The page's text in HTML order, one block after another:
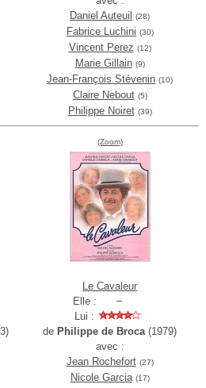
Daniel Auteuil
(28)
Fabrice Luchini (30)
Vincent Perez (12)
Marie Gillain (9)
Jean-François Stévenin (10)
Claire Nebout (5)
Philippe Noiret (39)
(Zoom)
Le Cavaleur
Elle :
Lui :
de Philippe de Broca(1979)
avec :
Jean Rochefort (27)
Nicole Garcia (17)